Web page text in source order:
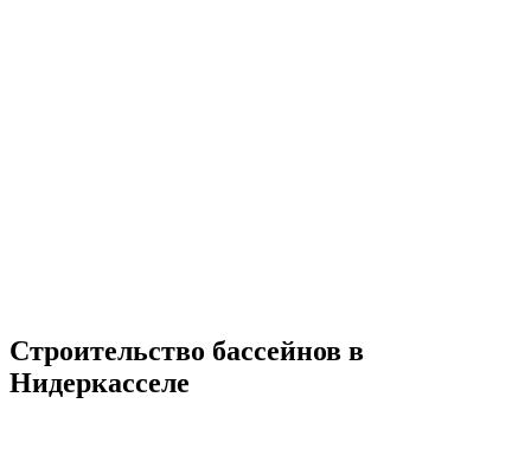
Строительство бассейнов в
Нидеркасселе